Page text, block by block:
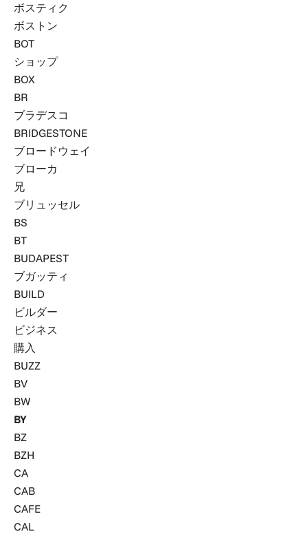
ボスティク
ボストン
BOT
ショップ
BOX
BR
ブラデスコ
BRIDGESTONE
ブロードウェイ
ブローカ
兄
ブリュッセル
BS
BT
BUDAPEST
ブガッティ
BUILD
ビルダー
ビジネス
購入
BUZZ
BV
BW
BY
BZ
BZH
CA
CAB
CAFE
CAL